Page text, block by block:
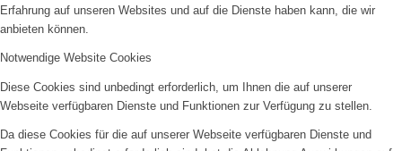
Erfahrung auf unseren Websites und auf die Dienste haben kann, die wir
anbieten können.
Notwendige Website Cookies
Diese Cookies sind unbedingt erforderlich, um Ihnen die auf unserer
Webseite verfügbaren Dienste und Funktionen zur Verfügung zu stellen.
Da diese Cookies für die auf unserer Webseite verfügbaren Dienste und